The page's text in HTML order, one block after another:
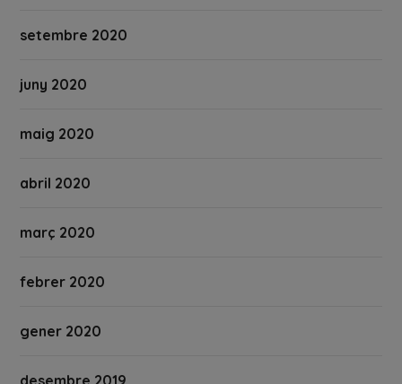
setembre 2020
juny 2020
maig 2020
abril 2020
març 2020
febrer 2020
gener 2020